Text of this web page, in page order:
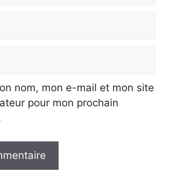
nom, mon e-mail et mon site
pour mon prochain